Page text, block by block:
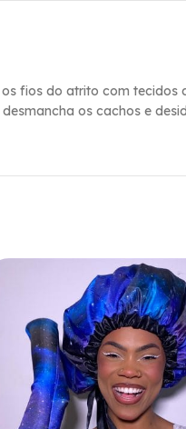
fios do atrito com
os cachos e